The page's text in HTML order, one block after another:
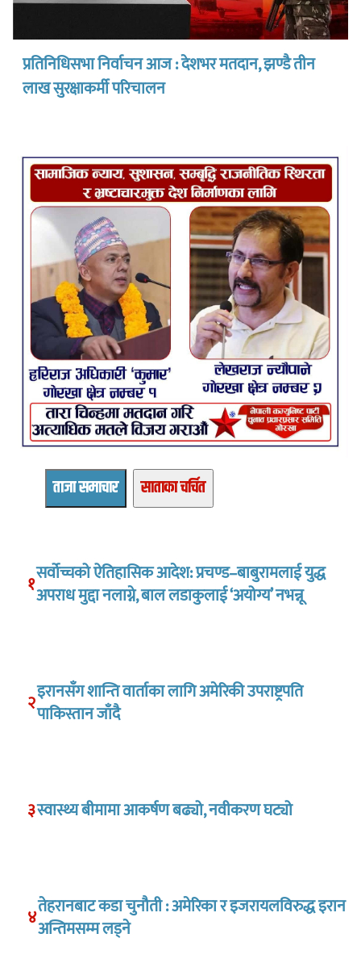
प्रतिनिधिसभा निर्वाचन आज : देशभर मतदान, झण्डै तीन
लाख सुरक्षाकर्मी परिचालन
ताजा समाचार साताका चर्चित
१सर्वोच्चको ऐतिहासिक आदेश: प्रचण्ड–बाबुरामलाई युद्ध
अपराध मुद्दा नलाग्ने, बाल लडाकुलाई ‘अयोग्य’ नभन्नू
२इरानसँग शान्ति वार्ताका लागि अमेरिकी उपराष्ट्रपति
पाकिस्तान जाँदै
३स्वास्थ्य बीमामा आकर्षण बढ्यो, नवीकरण घट्यो
४तेहरानबाट कडा चुनौती : अमेरिका र इजरायलविरुद्ध इरान
अन्तिमसम्म लड्ने